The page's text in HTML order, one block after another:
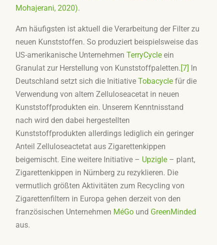
Mohajerani, 2020).
Am häufigsten ist aktuell die Verarbeitung der Filter zu
neuen Kunststoffen. So produziert beispielsweise das
US-amerikanische Unternehmen TerryCycleein
Granulat zur Herstellung von Kunststoffpaletten.[7] In
Deutschland setzt sich die Initiative Tobacyclefür die
Verwendung von altem Zelluloseacetat in neuen
Kunststoffprodukten ein. Unserem Kenntnisstand
nach wird den dabei hergestellten
Kunststoffprodukten allerdings lediglich ein geringer
Anteil Zelluloseactetat aus Zigarettenkippen
beigemischt. Eine weitere Initiative – Upzigle– plant,
Zigarettenkippen in Nürnberg zu rezyklieren. Die
vermutlich größten Aktivitäten zum Recycling von
Zigarettenfiltern in Europa gehen derzeit von den
französischen Unternehmen MéGound GreenMinded
aus.